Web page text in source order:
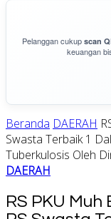
Pelanggan cukup scan
keuangan
Beranda DAERAH
Swasta Terbaik 1
Tuberkulosis Oleh
DAERAH
RS PKU